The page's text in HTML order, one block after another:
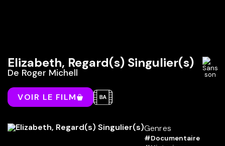
Elizabeth, Regard(s) Singulier(s)
De Roger Michell
VOIR LE FILM
Genres
#Documentaire